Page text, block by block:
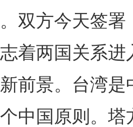
双方今天签
着两国关系
前景。台湾
中国原则。